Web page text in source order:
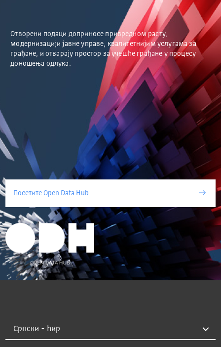
Отворени подаци доприносе привредном расту,
модернизацији јавне управе, квалитетнијим услугама за
грађане, и отварају простор за учешће грађане у процесу
доношења одлука.
Посетите Open Data Hub